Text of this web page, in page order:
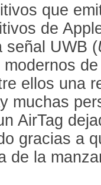
que
de
señal UWB (
ellos una
muchas
AirTag
gracias a
de la